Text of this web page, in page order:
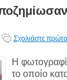
Σχολιάστε
Η
το οποίο